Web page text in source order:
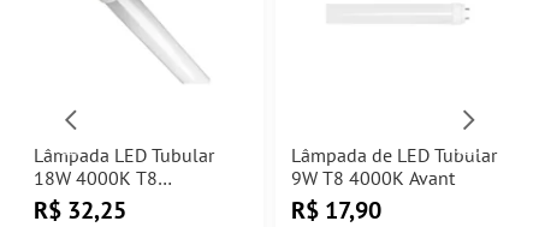
Lâmpada LED Tubular
18W 4000K T8
Bronzearte
R$ 32,25
Lâmpada de LED Tubular
9W T8 4000K Avant
R$ 17,90